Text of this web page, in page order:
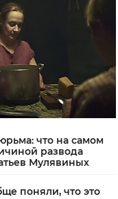
что на самом
развода
Мулявиных
поняли, что это